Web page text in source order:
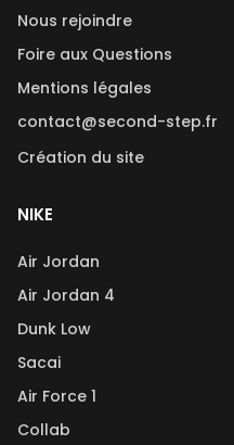
Nous rejoindre
Foire aux Questions
Mentions légales
contact@second-step.fr
Création du site
NIKE
Air Jordan
Air Jordan 4
Dunk Low
Sacai
Air Force 1
Collab